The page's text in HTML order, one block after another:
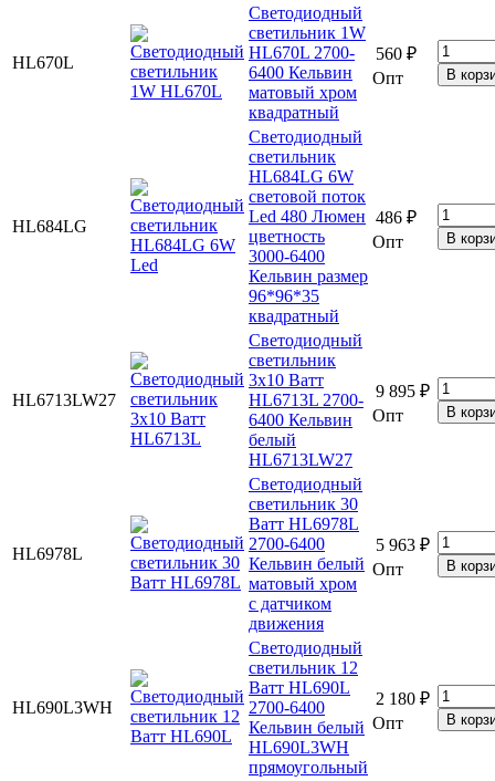
HL670L
Светодиодный
светильник 1W
HL670L 2700-
6400 Кельвин
матовый хром
квадратный
560 ₽
Опт
HL684LG
Светодиодный
светильник
HL684LG 6W
световой поток
Led 480 Люмен
цветность
3000-6400
Кельвин размер
96*96*35
квадратный
486 ₽
Опт
HL6713LW27
Светодиодный
светильник
3x10 Ватт
HL6713L 2700-
6400 Кельвин
белый
HL6713LW27
9 895 ₽
Опт
HL6978L
Светодиодный
светильник 30
Ватт HL6978L
2700-6400
Кельвин белый
матовый хром
с датчиком
движения
5 963 ₽
Опт
HL690L3WH
Светодиодный
светильник 12
Ватт HL690L
2700-6400
Кельвин белый
HL690L3WH
прямоугольный
2 180 ₽
Опт